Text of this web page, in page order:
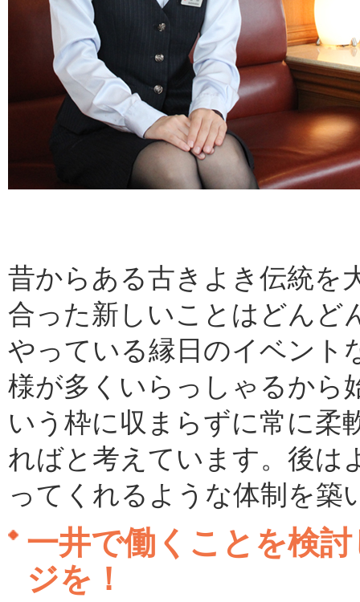
昔からある古きよき伝統を
合った新しいことはどんど
やっている縁日のイベント
様が多くいらっしゃるから
いう枠に収まらずに常に柔
ればと考えています。後は
ってくれるような体制を築
一井で働くことを検
ジを！